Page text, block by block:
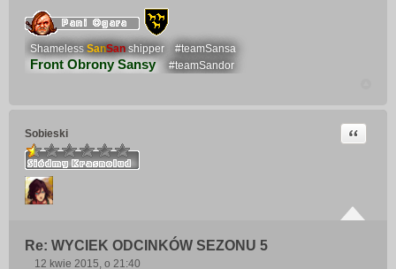
Shameless SanSan shipper #teamSansa
Front Obrony Sansy #teamSandor
Sobieski
Re: WYCIEK ODCINKÓW SEZONU 5
Cytuj
12 kwie 2015, o 21:40